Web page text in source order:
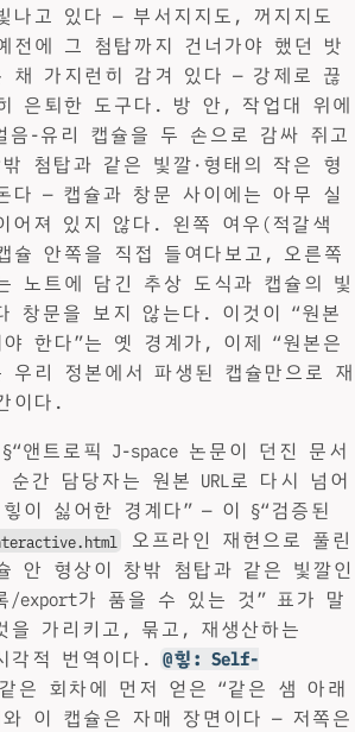
나고 있다 — 부서지지도, 꺼지지도
전에 그 첨탑까지 건너가야 했던 밧
채 가지런히 감겨 있다 — 강제로 끊
은퇴한 도구다. 방 안, 작업대 위에
얼음-유리 캡슐을 두 손으로 감싸 쥐고
첨탑과 같은 빛깔·형태의 작은 형
다 — 캡슐과 창문 사이에는 아무 실
어져 있지 않다. 왼쪽 여우(적갈색
슐 안쪽을 직접 들여다보고, 오른쪽
노트에 담긴 추상 도식과 캡슐의 빛
창문을 보지 않는다. 이것이 “원본
한다”는 옛 경계가, 이제 “원본은
우리 정본에서 파생된 캡슐만으로 재
이다.
앤트로픽 J-space 논문이 던진 문서
간 담당자는 원본 URL로 다시 넘어
이 싫어한 경계다” — 이 §“검증된
오프라인 재현으로 풀린
안 형상이 창밖 첨탑과 같은 빛깔인
/export가 품을 수 있는 것” 표가 말
을 가리키고, 묶고, 재생산하는
각적 번역이다.
@힣: Self-
은 회차에 먼저 얻은 “같은 샘 아래
이 캡슐은 자매 장면이다 — 저쪽은